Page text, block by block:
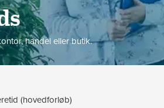
handel eller butik.
(hovedforløb)